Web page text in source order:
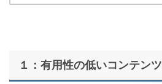
１：有用性の低いコンテンツ